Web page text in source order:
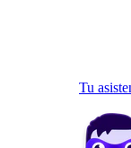
Tu